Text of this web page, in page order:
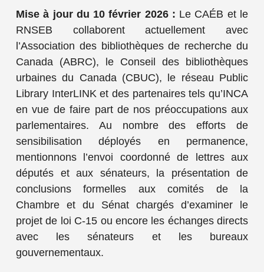
Mise à jour du 10 février 2026 : Le CAÉB et le
RNSEB collaborent actuellement avec
l’Association des bibliothèques de recherche du
Canada (ABRC), le Conseil des bibliothèques
urbaines du Canada (CBUC), le réseau Public
Library InterLINK et des partenaires tels qu’INCA
en vue de faire part de nos préoccupations aux
parlementaires. Au nombre des efforts de
sensibilisation déployés en permanence,
mentionnons l’envoi coordonné de lettres aux
députés et aux sénateurs, la présentation de
conclusions formelles aux comités de la
Chambre et du Sénat chargés d’examiner le
projet de loi C-15 ou encore les échanges directs
avec les sénateurs et les bureaux
gouvernementaux.